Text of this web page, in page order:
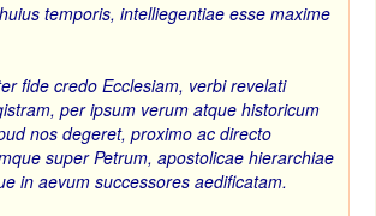
temporis, intelliegentiae esse maxime
fide credo Ecclesiam, verbi revelati
per ipsum verum atque historicum
nos degeret, proximo ac directo
super Petrum, apostolicae hierarchiae
in aevum successores aedificatam.